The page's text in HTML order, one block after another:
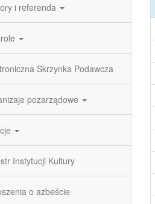
i referenda
Skrzynka Podawcza
pozarządowe
Instytucji Kultury
o azbeście